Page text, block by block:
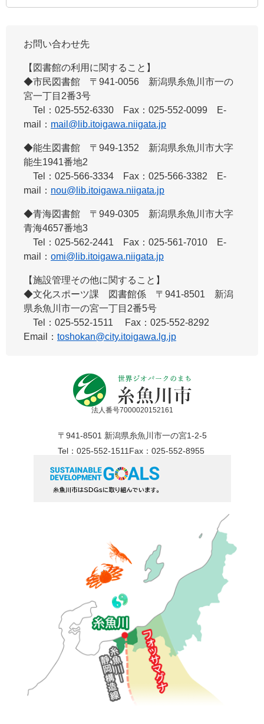
お問い合わせ先
【図書館の利用に関すること】
◆市民図書館 ​〒941-0056 新潟県糸魚川市一の
宮一丁目2番3号
Tel：025-552-6330 Fax：025-552-0099 E-
mail： mail@lib.itoigawa.niigata.jp
◆能生図書館 ​〒949-1352 新潟県糸魚川市大字
能生1941番地2
Tel：025-566-3334 Fax：025-566-3382 E-
mail： nou@lib.itoigawa.niigata.jp
◆青海図書館 ​〒949-0305 新潟県糸魚川市大字
青海4657番地3
Tel：025-562-2441 Fax：025-561-7010 E-
mail： omi@lib.itoigawa.niigata.jp
【施設管理その他に関すること】
◆文化スポーツ課 図書館係 ​〒941-8501 新潟
県糸魚川市一の宮一丁目2番5号
Tel：025-552-1511 Fax：025-552-8292
Email： toshokan@city.itoigawa.lg.jp
法人番号7000020152161
〒941-8501 新潟県糸魚川市一の宮1-2-5
Tel：025-552-1511 Fax：025-552-8955